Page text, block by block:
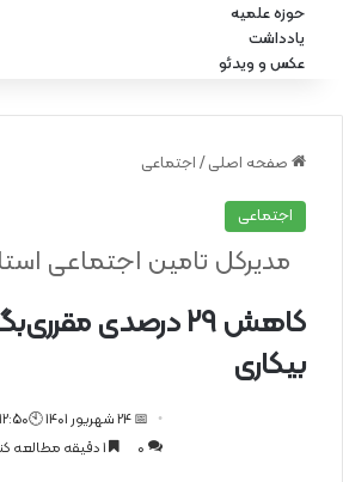
حوزه علمیه
یادداشت
عکس و ویدئو
صفحه اصلی / اجتماعی
اجتماعی
کاهش 29 درصدی
بیکاری
مدیرکل تامین اجتماعی
📅 24 شهریور 1401 🕙12:50
0